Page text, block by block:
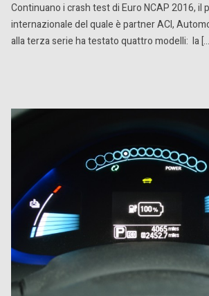
Continuano i crash test di Euro NCAP 2016, il
internazionale del quale è partner ACI,
alla terza serie ha testato quattro modelli: la